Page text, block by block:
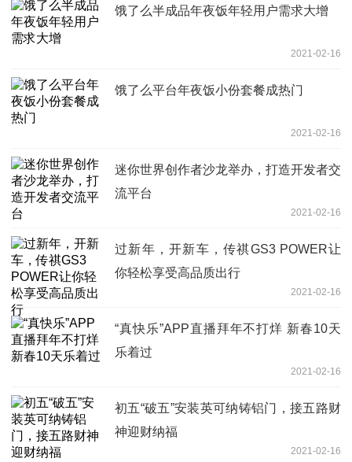
饿了么半成品年夜饭年轻用户需求大增
2021-02-16
饿了么平台年夜饭小份套餐成热门
2021-02-16
迷你世界创作者沙龙举办，打造开发者交
流平台
2021-02-16
过新年，开新车，传祺GS3 POWER让
你轻松享受高品质出行
2021-02-16
“真快乐”APP直播拜年不打烊 新春10天
乐着过
2021-02-16
初五“破五”安装英可纳铸铝门，接五路财
神迎财纳福
2021-02-16